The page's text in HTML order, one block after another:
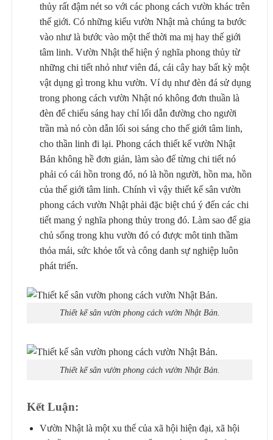
thủy rất đậm nét so với các phong cách vườn khác trên
thế giới. Có những kiểu vườn Nhật mà chúng ta bước
vào như là bước vào một thế thời ma mị hay thế giới
tâm linh. Vườn Nhật thể hiện ý nghĩa phong thủy từ
những chi tiết nhỏ như viên đá, cái cây hay bất kỳ một
vật dụng gì trong khu vườn. Ví dụ như đèn đá sử dụng
trong phong cách vườn Nhật nó không đơn thuần là
đèn để chiếu sáng hay chỉ lối dẫn đường cho người
trần mà nó còn dẫn lối soi sáng cho thế giới tâm linh,
cho thần linh đi lại. Phong cách thiết kế vườn Nhật
Bản không hề đơn giản, làm sào để từng chi tiết nó
phải có cái hồn trong đó, nó là hồn người, hồn ma, hồn
của thế giới tâm linh. Chính vì vậy thiết kế sân vườn
phong cách vườn Nhật phải đặc biệt chú ý đến các chi
tiết mang ý nghĩa phong thủy trong đó. Làm sao để gia
chủ sống trong khu vườn đó có được môt tinh thầm
thỏa mái, sức khỏe tốt và công danh sự nghiệp luôn
phát triển.
Thiết kế sân vườn phong cách vườn Nhật Bản.
Thiết kế sân vườn phong cách vườn Nhật Bản.
Kết Luận:
Vườn Nhật là một xu thế của xã hội hiện đại, xã hội